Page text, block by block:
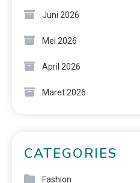
Juni 2026
Mei 2026
April 2026
Maret 2026
CATEGORIES
Fashion